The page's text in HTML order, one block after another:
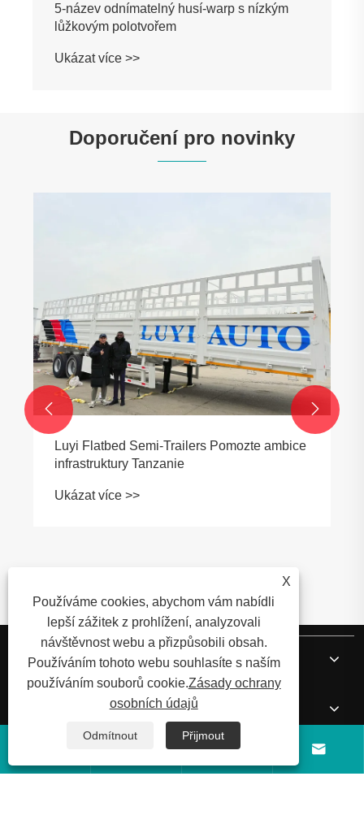
5-název odnímatelný husí-warp s nízkým
lůžkovým polotvořem
Ukázat více >>
Doporučení pro novinky
Luyi Flatbed Semi-Trailers Pomozte ambice
infrastruktury Tanzanie
Ukázat více >>
 
O nás
 
X
Používáme cookies, abychom vám nabídli
lepší zážitek z prohlížení, analyzovali
návštěvnost webu a přizpůsobili obsah.
Používáním tohoto webu souhlasíte s naším
používáním souborů cookie.Zásady ochrany
osobních údajů
Odmítnout Přijmout